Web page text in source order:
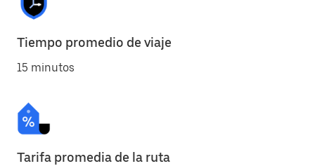
Tiempo promedio de viaje
15 minutos
Tarifa promedia de la ruta